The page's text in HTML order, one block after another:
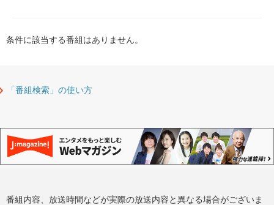
条件に該当する番組はありません。
「番組検索」の使い方
番組内容、放送時間などが実際の放送内容と異なる場合がございま